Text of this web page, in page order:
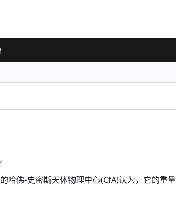
哈佛-史密斯天体物理中心(CfA)认为，它的重量